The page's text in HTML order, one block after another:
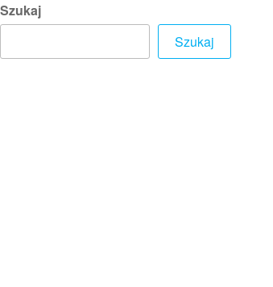
Szukaj
Szukaj